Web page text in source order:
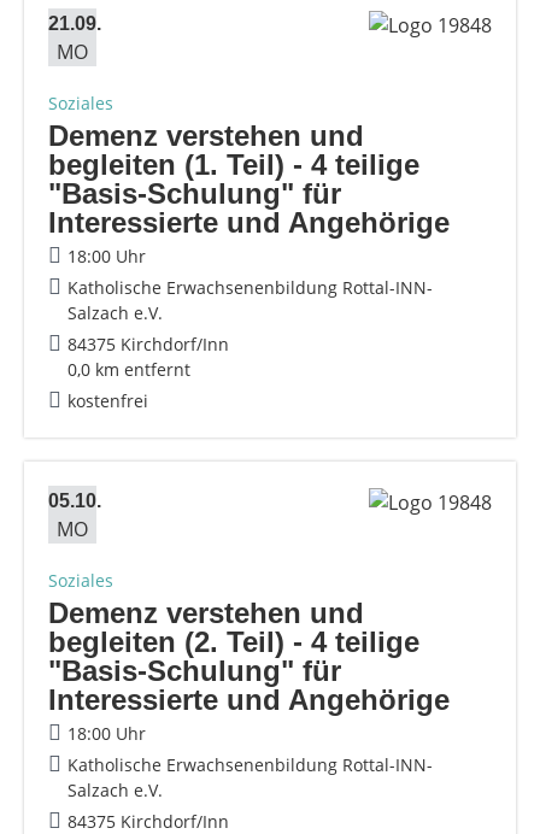
21.09.
MO
Soziales
Demenz verstehen und
begleiten (1. Teil) - 4 teilige
"Basis-Schulung" für
Interessierte und Angehörige
18:00 Uhr
Katholische Erwachsenenbildung Rottal-INN-
Salzach e.V.
84375 Kirchdorf/Inn
0,0 km entfernt
kostenfrei
05.10.
MO
Soziales
Demenz verstehen und
begleiten (2. Teil) - 4 teilige
"Basis-Schulung" für
Interessierte und Angehörige
18:00 Uhr
Katholische Erwachsenenbildung Rottal-INN-
Salzach e.V.
84375 Kirchdorf/Inn